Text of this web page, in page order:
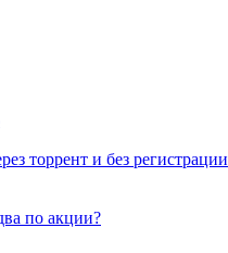
торрент и без регистрации
по акции?